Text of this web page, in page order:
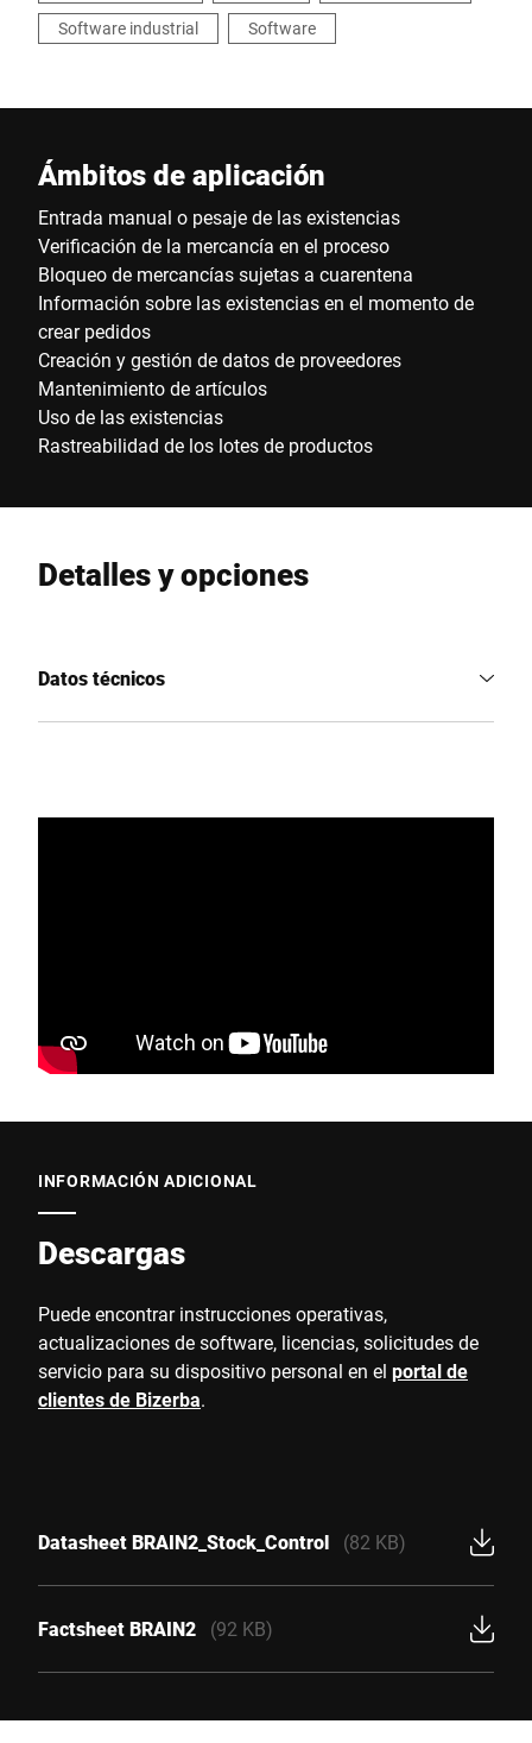
Software industrial
Software
Ámbitos de aplicación
Entrada manual o pesaje de las existencias
Verificación de la mercancía en el proceso
Bloqueo de mercancías sujetas a cuarentena
Información sobre las existencias en el momento de
crear pedidos
Creación y gestión de datos de proveedores
Mantenimiento de artículos
Uso de las existencias
Rastreabilidad de los lotes de productos
Detalles y opciones
Datos técnicos
INFORMACIÓN ADICIONAL
Descargas
Puede encontrar instrucciones operativas,
actualizaciones de software, licencias, solicitudes de
servicio para su dispositivo personal en el portal de
clientes de Bizerba.
Datasheet BRAIN2_Stock_Control (82 KB)
Factsheet BRAIN2 (92 KB)